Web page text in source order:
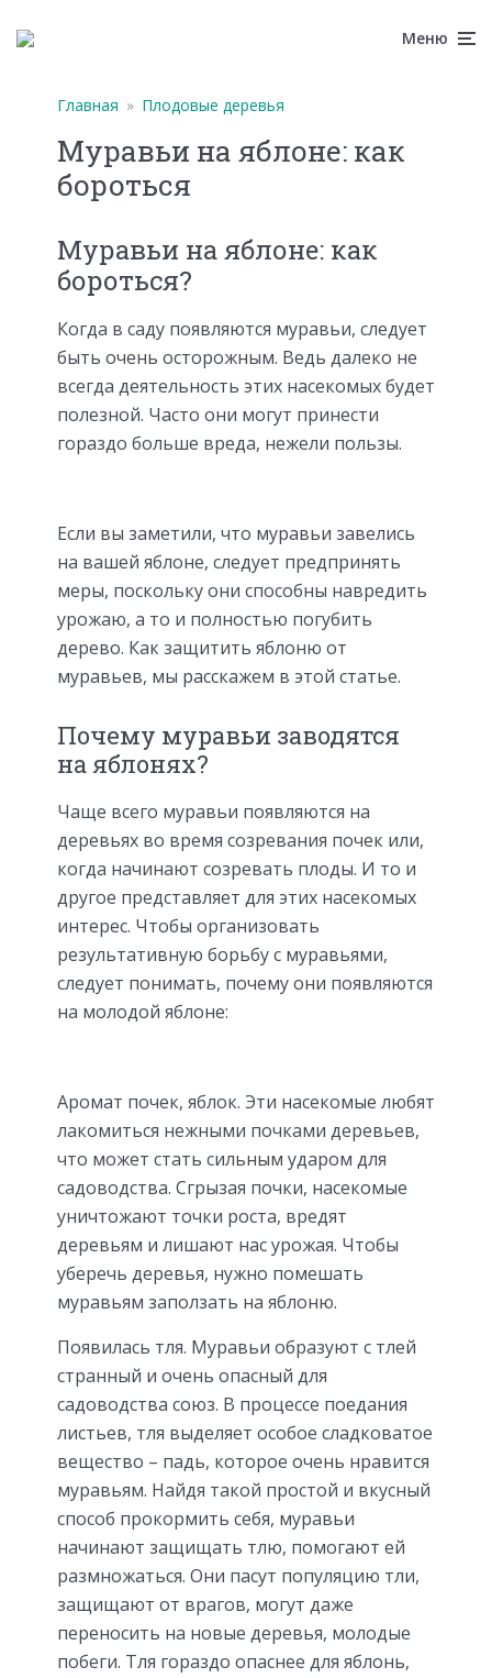
Меню
Главная » Плодовые деревья
Муравьи на яблоне: как
бороться
Муравьи на яблоне: как
бороться?
Когда в саду появляются муравьи, следует
быть очень осторожным. Ведь далеко не
всегда деятельность этих насекомых будет
полезной. Часто они могут принести
гораздо больше вреда, нежели пользы.
Если вы заметили, что муравьи завелись
на вашей яблоне, следует предпринять
меры, поскольку они способны навредить
урожаю, а то и полностью погубить
дерево. Как защитить яблоню от
муравьев, мы расскажем в этой статье.
Почему муравьи заводятся
на яблонях?
Чаще всего муравьи появляются на
деревьях во время созревания почек или,
когда начинают созревать плоды. И то и
другое представляет для этих насекомых
интерес. Чтобы организовать
результативную борьбу с муравьями,
следует понимать, почему они появляются
на молодой яблоне:
Аромат почек, яблок. Эти насекомые любят
лакомиться нежными почками деревьев,
что может стать сильным ударом для
садоводства. Сгрызая почки, насекомые
уничтожают точки роста, вредят
деревьям и лишают нас урожая. Чтобы
уберечь деревья, нужно помешать
муравьям заползать на яблоню.
Появилась тля. Муравьи образуют с тлей
странный и очень опасный для
садоводства союз. В процессе поедания
листьев, тля выделяет особое сладковатое
вещество – падь, которое очень нравится
муравьям. Найдя такой простой и вкусный
способ прокормить себя, муравьи
начинают защищать тлю, помогают ей
размножаться. Они пасут популяцию тли,
защищают от врагов, могут даже
переносить на новые деревья, молодые
побеги. Тля гораздо опаснее для яблонь,